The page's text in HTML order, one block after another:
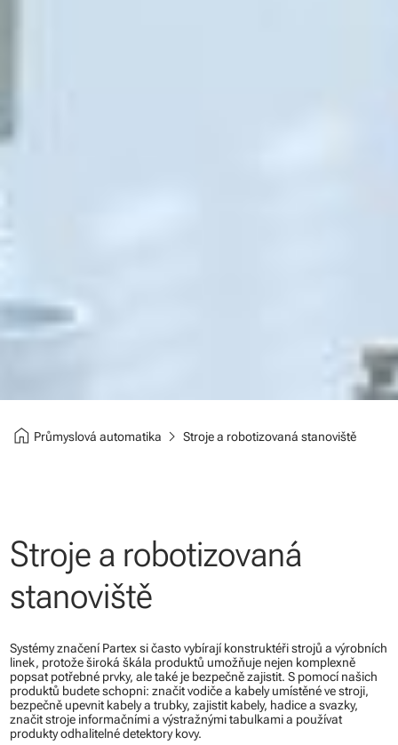
home Průmyslová automatika chevron_right Stroje a robotizovaná stanoviště
Stroje a robotizovaná
stanoviště
Systémy značení Partex si často vybírají konstruktéři strojů a výrobních
linek, protože široká škála produktů umožňuje nejen komplexně
popsat potřebné prvky, ale také je bezpečně zajistit. S pomocí našich
produktů budete schopni: značit vodiče a kabely umístěné ve stroji,
bezpečně upevnit kabely a trubky, zajistit kabely, hadice a svazky,
značit stroje informačními a výstražnými tabulkami a používat
produkty odhalitelné detektory kovy.